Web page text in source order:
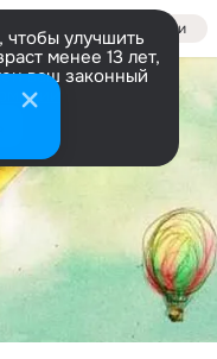
Войти
улучшить
менее 13 лет,
ваш законный